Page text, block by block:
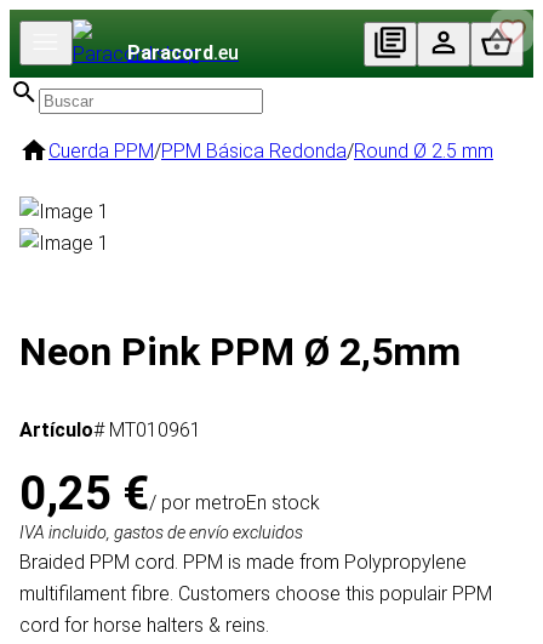
Paracord.eu
Cuerda PPM/PPM Básica Redonda/Round Ø 2.5 mm
Neon Pink PPM Ø 2,5mm
Artículo# MT010961
0,25 €/ por metroEn stock
IVA incluido, gastos de envío excluidos
Braided PPM cord. PPM is made from Polypropylene
multifilament fibre. Customers choose this populair PPM
cord for horse halters & reins.